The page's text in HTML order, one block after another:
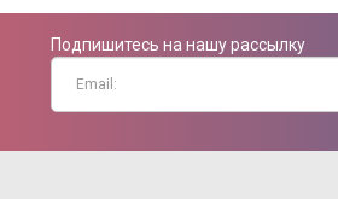
Подпишитесь на нашу рассылку